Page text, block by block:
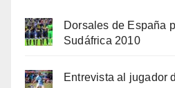
Dorsales de España
Sudáfrica 2010
Entrevista al jugador